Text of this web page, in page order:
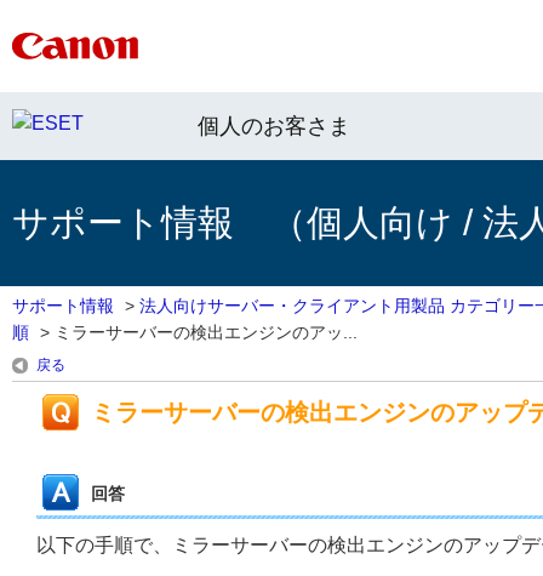
個人のお客さま
サポート情報 （個人向け / 法
サポート情報 > 法人向けサーバー・クライアント用製品 カテゴリー
順 > ミラーサーバーの検出エンジンのアッ...
戻る
ミラーサーバーの検出エンジンのアップ
回答
以下の手順で、ミラーサーバーの検出エンジンのアップ